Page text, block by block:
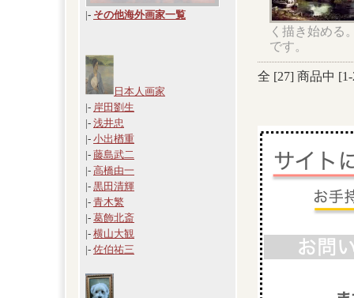
|- その他海外画家一覧
日本人画家
|- 岸田劉生
|- 浅井忠
|- 小出楢重
|- 藤島武二
|- 高橋由一
|- 黒田清輝
|- 青木繁
|- 葛飾北斎
|- 横山大観
|- 佐伯祐三
く描き始める
です。
全 [27] 商品中 [1-